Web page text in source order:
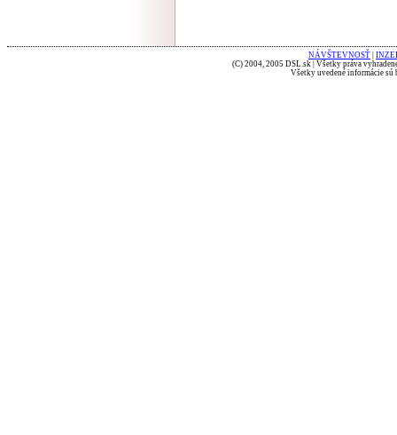
NÁVŠTEVNOSŤ
(C) 2004, 2005 DSL.sk | Všetky práva
Všetky uvedené informácie sú